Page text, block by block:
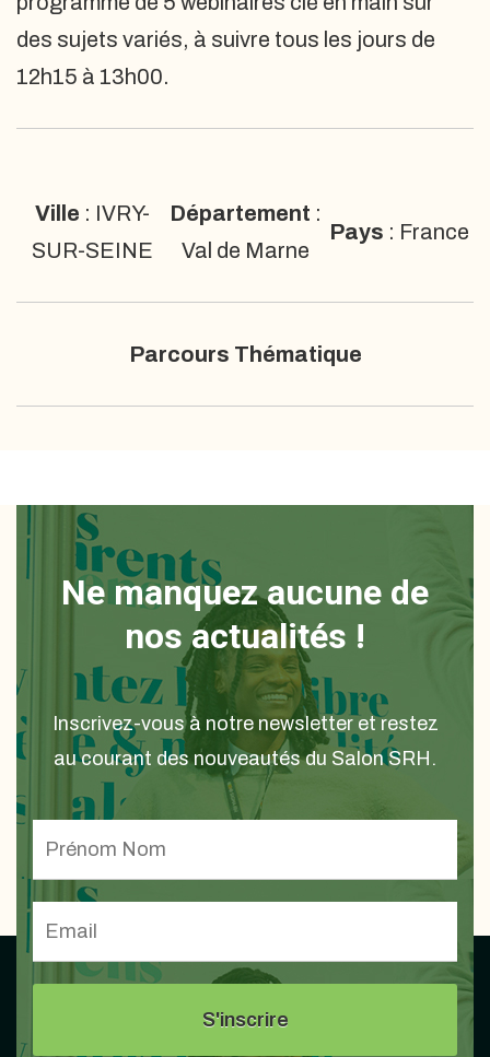
des sujets variés, à suivre tous les jours de
12h15 à 13h00.
Ville : IVRY-
SUR-SEINE
Département :
Val de Marne
Pays : France
Parcours Thématique
Ne manquez aucune de
nos actualités !
Inscrivez-vous à notre newsletter et restez
au courant des nouveautés du Salon SRH.